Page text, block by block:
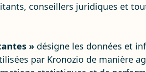
conseillers juridiques et
» désigne les données et
par Kronozio de manière